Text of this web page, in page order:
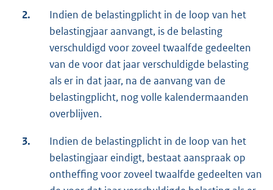
2.
Indien de belastingplicht in de loop van het
belastingjaar aanvangt, is de belasting
verschuldigd voor zoveel twaalfde gedeelten
van de voor dat jaar verschuldigde belasting
als er in dat jaar, na de aanvang van de
belastingplicht, nog volle kalendermaanden
overblijven.
3.
Indien de belastingplicht in de loop van het
belastingjaar eindigt, bestaat aanspraak op
ontheffing voor zoveel twaalfde gedeelten van